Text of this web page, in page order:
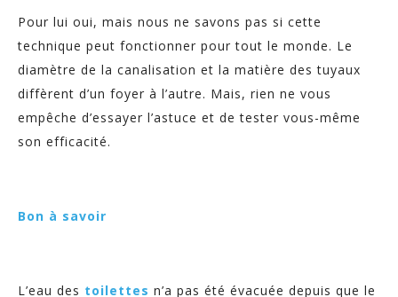
Pour lui oui, mais nous ne savons pas si cette
technique peut fonctionner pour tout le monde. Le
diamètre de la canalisation et la matière des tuyaux
diffèrent d’un foyer à l’autre. Mais, rien ne vous
empêche d’essayer l’astuce et de tester vous-même
son efficacité.
Bon à savoir
L’eau des toilettes n’a pas été évacuée depuis que le